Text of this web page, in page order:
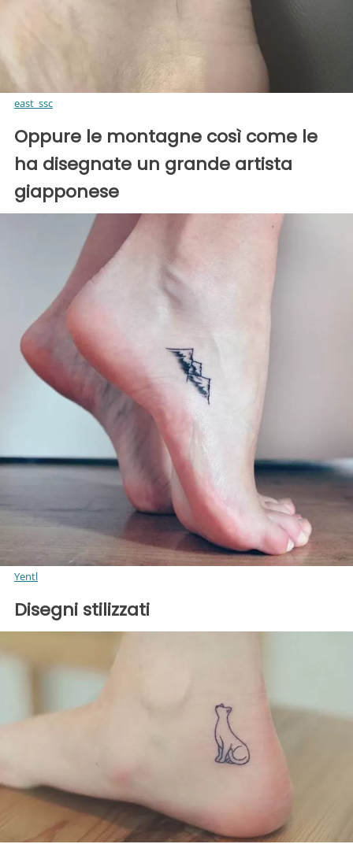
east_ssc
Oppure le montagne così come le
ha disegnate un grande artista
giapponese
Yentl
Disegni stilizzati